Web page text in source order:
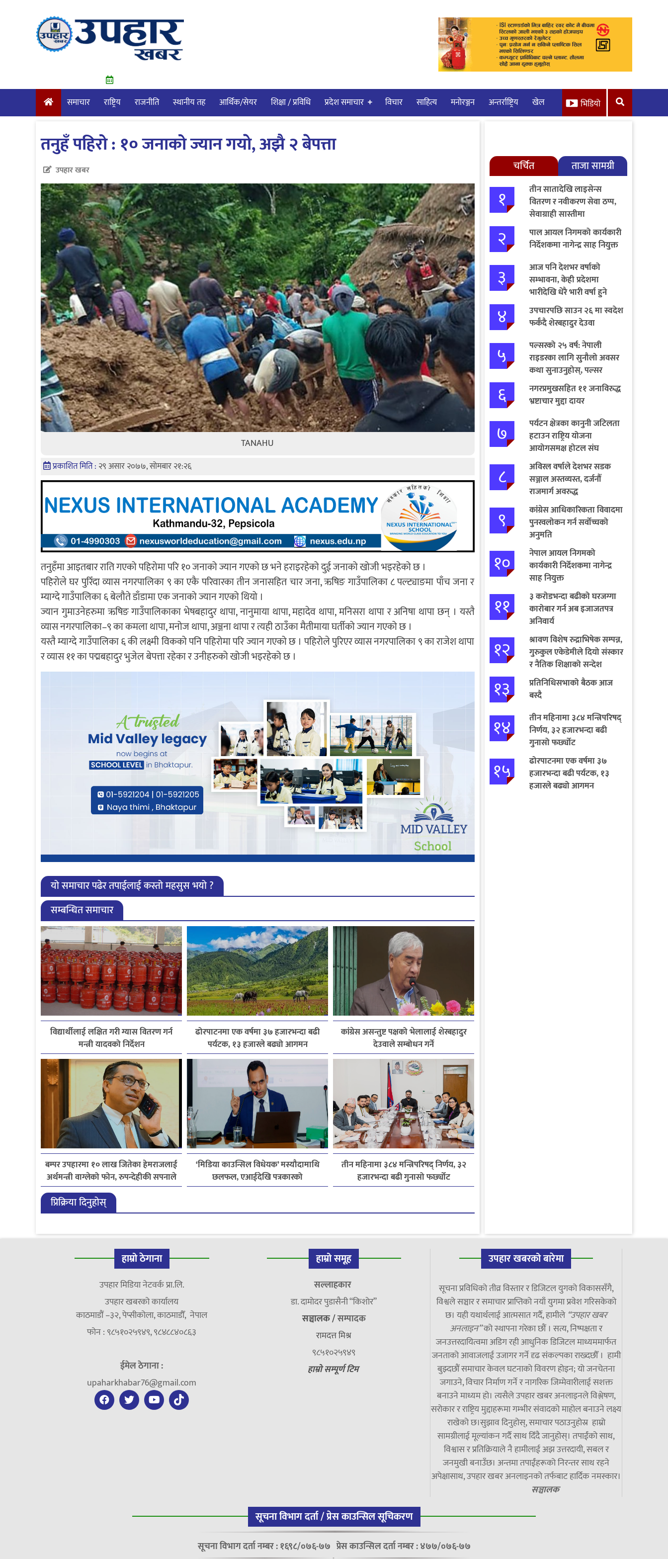
समाचार राष्ट्रिय राजनीति स्थानीय तह आर्थिक/सेयर शिक्षा / प्रविधि प्रदेश समाचार विचार साहित्य मनाेरञ्जन अन्तर्राष्ट्रिय खेल भिडियो
तनुहँ पहिरो : १० जनाको ज्यान गयाे, अझै २ बेपत्ता
उपहार खबर
TANAHU
प्रकाशित मिति : २९ असार २०७७, सोमबार २१:२६
तनुहँमा आइतबार राति गएको पहिरोमा परि १० जनाको ज्यान गएको छ भने हराइरहेको दुई जनाको खोजी भइरहेको छ ।
पहिरोले घर पुरिँदा व्यास नगरपालिका ९ का एकै परिवारका तीन जनासहित चार जना, ऋषिङ गाउँपालिका ८ पल्ट्याङमा पाँच जना र
म्याग्दे गाउँपालिका ६ बेलौते डाँडामा एक जनाको ज्यान गएको थियो ।
ज्यान गुमाउनेहरुमा ऋषिङ गाउँपालिकाका भेषबहादुर थापा, नानुमाया थापा, महादेव थापा, मनिसरा थापा र अनिषा थापा छन् । यस्तै
व्यास नगरपालिका–९ का कमला थापा, मनोज थापा, अञ्जना थापा र त्यही ठाउँका मैतीमाया घर्तीको ज्यान गएको छ ।
यस्तै म्याग्दे गाउँपालिका ६ की लक्ष्मी विकको पनि पहिरोमा परि ज्यान गएको छ । पहिरोले पुरिएर व्यास नगरपालिका ९ का राजेश थापा
र व्यास ११ का पद्मबहादुर भुजेल बेपत्ता रहेका र उनीहरुको खोजी भइरहेको छ ।
यो समाचार पढेर तपाईलाई कस्तो महसुस भयो ?
सम्बन्धित समाचार
विद्यार्थीलाई लक्षित गरी ग्यास वितरण गर्न
मन्त्री यादवको निर्देशन
ढोरपाटनमा एक वर्षमा ३७ हजारभन्दा बढी
पर्यटक, १३ हजारले बढ्यो आगमन
कांग्रेस असन्तुष्ट पक्षको भेलालाई शेरबहादुर
देउवाले सम्बोधन गर्ने
बम्पर उपहारमा १० लाख जितेका हेमराजलाई
अर्थमन्त्री वाग्लेको फोन, रुपन्देहीकी सपनाले
जितिन् एक लाख
‘मिडिया काउन्सिल विधेयक’ मस्यौदामाथि
छलफल, एआईदेखि पत्रकारको
लाइसेन्ससम्मका विषयमा सुझाव
तीन महिनामा ३८४ मन्त्रिपरिषद् निर्णय, ३२
हजारभन्दा बढी गुनासो फर्छ्योट
प्रिक्रिया दिनुहोस्
चर्चित ताजा सामग्री
१
तीन सातादेखि लाइसेन्स
वितरण र नवीकरण सेवा ठप्प,
सेवाग्राही सास्तीमा
२
पाल आयल निगमको कार्यकारी
निर्देशकमा नागेन्द्र साह नियुक्त
३
आज पनि देशभर वर्षाको
सम्भावना, केही प्रदेशमा
भारीदेखि धेरै भारी वर्षा हुने
चेतावनी
४
उपचारपछि साउन २६ मा स्वदेश
फर्कँदै शेरबहादुर देउवा
५
पल्सरको २५ वर्ष: नेपाली
राइडरका लागि सुनौलो अवसर
कथा सुनाउनुहोस्, पल्सर
जित्नुहोस्
६
नगरप्रमुखसहित ११ जनाविरुद्ध
भ्रष्टाचार मुद्दा दायर
७
पर्यटन क्षेत्रका कानुनी जटिलता
हटाउन राष्ट्रिय योजना
आयोगसमक्ष होटल संघ
बागमतीका पाँचबुँदे माग
८
अविरल वर्षाले देशभर सडक
सञ्जाल अस्तव्यस्त, दर्जनौँ
राजमार्ग अवरुद्ध
९
कांग्रेस आधिकारिकता विवादमा
पुनरवलोकन गर्न सर्वोच्चको
अनुमति
१०
नेपाल आयल निगमको
कार्यकारी निर्देशकमा नागेन्द्र
साह नियुक्त
११
३ करोडभन्दा बढीको घरजग्गा
कारोबार गर्न अब इजाजतपत्र
अनिवार्य
१२
श्रावण विशेष रुद्राभिषेक सम्पन्न,
गुरुकुल एकेडेमीले दियो संस्कार
र नैतिक शिक्षाको सन्देश
१३
प्रतिनिधिसभाको बैठक आज
बस्दै
१४
तीन महिनामा ३८४ मन्त्रिपरिषद्
निर्णय, ३२ हजारभन्दा बढी
गुनासो फर्छ्योट
१५
ढोरपाटनमा एक वर्षमा ३७
हजारभन्दा बढी पर्यटक, १३
हजारले बढ्यो आगमन
हाम्रो ठेगाना
उपहार मिडिया नेटवर्क प्रा.लि.
उपहार खबरको कार्यालय
काठमाडौं –३२, पेप्सीकोला, काठमाडौँ, नेपाल
फोन : ९८५१०२५९४९, ९८४८८४०८६३
ईमेल ठेगाना :
upaharkhabar76@gmail.com
हाम्रो समूह
सल्लाहकार
डा. दामाेदर पुडासैनी “किशाेर”
सञ्चालक /सम्पादक
रामदत्त मिश्र
९८५१०२५९४९
हाम्रो सम्पूर्ण टिम
उपहार खबरको बारेमा
सूचना प्रविधिको तीव्र विस्तार र डिजिटल युगको विकाससँगै,
विश्वले सञ्चार र समाचार प्राप्तिको नयाँ युगमा प्रवेश गरिसकेको
छ। यही यथार्थलाई आत्मसात गर्दै, हामीले “उपहार खबर
अनलाइन”को स्थापना गरेका छौं । सत्य, निष्पक्षता र
जनउत्तरदायित्वमा अडिग रही आधुनिक डिजिटल माध्यममार्फत
जनताको आवाजलाई उजागर गर्ने दृढ संकल्पका राख्दछौँ । हामी
बुझ्दछौं समाचार केवल घटनाको विवरण होइन; यो जनचेतना
जगाउने, विचार निर्माण गर्ने र नागरिक जिम्मेवारीलाई सशक्त
बनाउने माध्यम हो। त्यसैले उपहार खबर अनलाइनले विश्लेषण,
सरोकार र राष्ट्रिय मुद्दाहरूमा गम्भीर संवादको माहोल बनाउने लक्ष्य
राखेको छ।सुझाव दिनुहोस्, समाचार पठाउनुहोस्र हाम्रो
सामग्रीलाई मूल्यांकन गर्दै साथ दिँदै जानुहोस्। तपाईंको साथ,
विश्वास र प्रतिक्रियाले नै हामीलाई अझ उत्तरदायी, सबल र
जनमुखी बनाउँछ। अन्तमा तपाईंहरूको निरन्तर साथ रहने
अपेक्षासाथ, उपहार खबर अनलाइनको तर्फबाट हार्दिक नमस्कार।
सञ्चालक
सूचना विभाग दर्ता / प्रेस काउन्सिल सूचिकरण
सूचना विभाग दर्ता नम्बर : १६९८/०७६-७७ प्रेस काउन्सिल दर्ता नम्बर : ४७७/०७६-७७